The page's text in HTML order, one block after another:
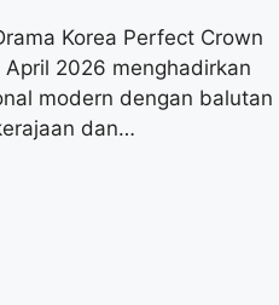
Korea Perfect Crown
2026 menghadirkan
modern dengan balutan
dan…